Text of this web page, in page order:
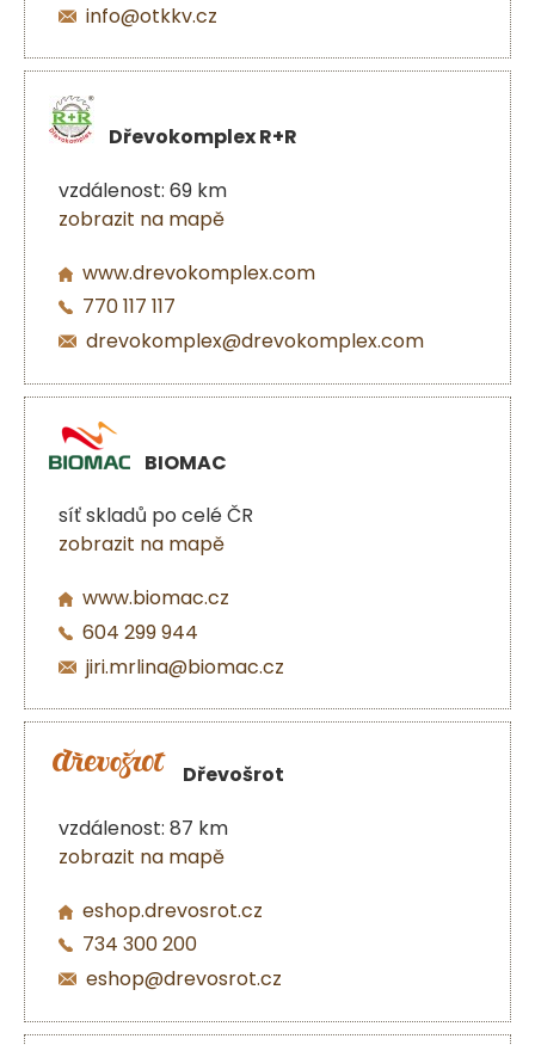
info@otkkv.cz
Dřevokomplex R+R
vzdálenost: 69 km
zobrazit na mapě
www.drevokomplex.com
770 117 117
drevokomplex@drevokomplex.com
BIOMAC
síť skladů po celé ČR
zobrazit na mapě
www.biomac.cz
604 299 944
jiri.mrlina@biomac.cz
Dřevošrot
vzdálenost: 87 km
zobrazit na mapě
eshop.drevosrot.cz
734 300 200
eshop@drevosrot.cz